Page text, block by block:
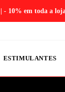
| - 10% em toda a
ESTIMULANTES